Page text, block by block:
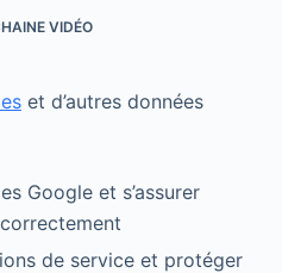
VIDÉO
et d’autres données
Google et s’assurer
de service et protéger